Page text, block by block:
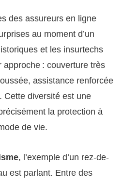
des assureurs en ligne
au moment d’un
et les insurtechs
: couverture très
assistance renforcée
Cette diversité est une
la protection à
de vie.
, l’exemple d’un rez-de-
est parlant. Entre des